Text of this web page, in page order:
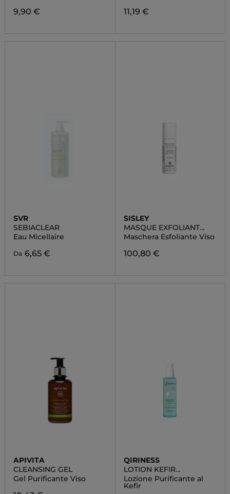
9,90 € 11,19 €
SVR
SEBIACLEAR
Eau Micellaire
Da 6,65 €
SISLEY
MASQUE EXFOLIANT
ENZYMATIQUE
Maschera Esfoliante Viso
100,80 €
APIVITA
CLEANSING GEL
Gel Purificante Viso
QIRINESS
LOTION KEFIR
PURIFIANTE
Lozione Purificante al
Kefir